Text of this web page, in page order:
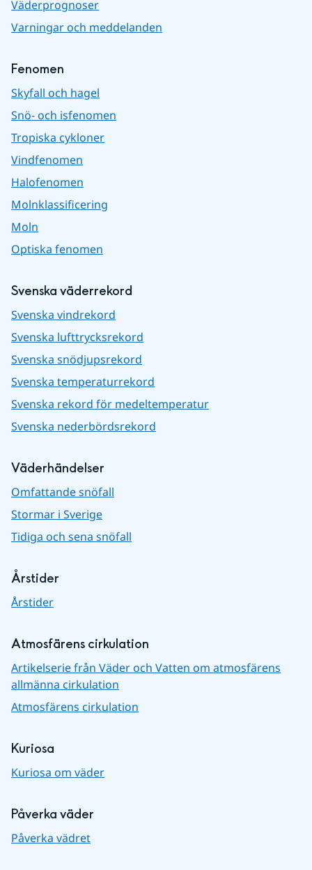
Väderprognoser
Varningar och meddelanden
Fenomen
Skyfall och hagel
Snö- och isfenomen
Tropiska cykloner
Vindfenomen
Halofenomen
Molnklassificering
Moln
Optiska fenomen
Svenska väderrekord
Svenska vindrekord
Svenska lufttrycksrekord
Svenska snödjupsrekord
Svenska temperaturrekord
Svenska rekord för medeltemperatur
Svenska nederbördsrekord
Väderhändelser
Omfattande snöfall
Stormar i Sverige
Tidiga och sena snöfall
Årstider
Årstider
Atmosfärens cirkulation
Artikelserie från Väder och Vatten om atmosfärens
allmänna cirkulation
Atmosfärens cirkulation
Kuriosa
Kuriosa om väder
Påverka väder
Påverka vädret